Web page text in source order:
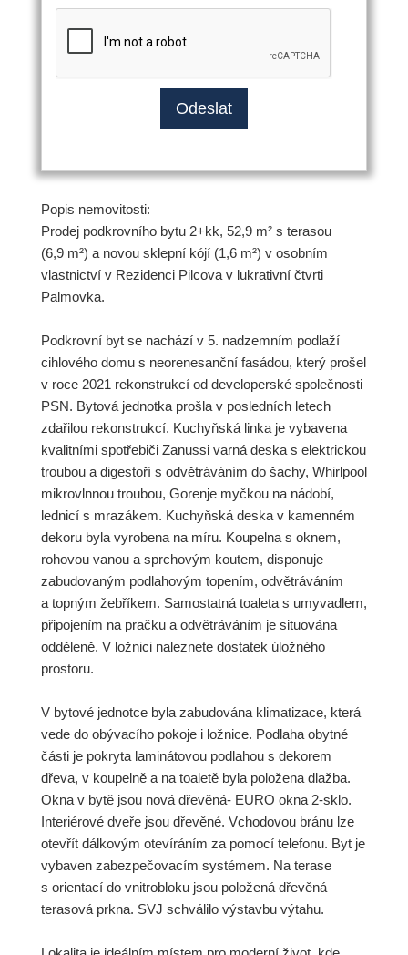
Popis nemovitosti:
Prodej podkrovního bytu 2+kk, 52,9 m² s terasou
(6,9 m²) a novou sklepní kójí (1,6 m²) v osobním
vlastnictví v Rezidenci Pilcova v lukrativní čtvrti
Palmovka.
Podkrovní byt se nachází v 5. nadzemním podlaží
cihlového domu s neorenesanční fasádou, který prošel
v roce 2021 rekonstrukcí od developerské společnosti
PSN. Bytová jednotka prošla v posledních letech
zdařilou rekonstrukcí. Kuchyňská linka je vybavena
kvalitními spotřebiči Zanussi varná deska s elektrickou
troubou a digestoří s odvětráváním do šachy, Whirlpool
mikrovlnnou troubou, Gorenje myčkou na nádobí,
lednicí s mrazákem. Kuchyňská deska v kamenném
dekoru byla vyrobena na míru. Koupelna s oknem,
rohovou vanou a sprchovým koutem, disponuje
zabudovaným podlahovým topením, odvětráváním
a topným žebříkem. Samostatná toaleta s umyvadlem,
připojením na pračku a odvětráváním je situována
odděleně. V ložnici naleznete dostatek úložného
prostoru.
V bytové jednotce byla zabudována klimatizace, která
vede do obývacího pokoje i ložnice. Podlaha obytné
části je pokryta laminátovou podlahou s dekorem
dřeva, v koupelně a na toaletě byla položena dlažba.
Okna v bytě jsou nová dřevěná- EURO okna 2-sklo.
Interiérové dveře jsou dřevěné. Vchodovou bránu lze
otevřít dálkovým otevíráním za pomocí telefonu. Byt je
vybaven zabezpečovacím systémem. Na terase
s orientací do vnitrobloku jsou položená dřevěná
terasová prkna. SVJ schválilo výstavbu výtahu.